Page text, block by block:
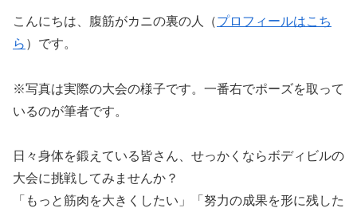
こんにちは、腹筋がカニの裏の人（プロフィールはこち
ら ）です。
※写真は実際の大会の様子です。一番右でポーズを取って
いるのが筆者です。
日々身体を鍛えている皆さん、せっかくならボディビルの
大会に挑戦してみませんか？
「もっと筋肉を大きくしたい」「努力の成果を形に残した